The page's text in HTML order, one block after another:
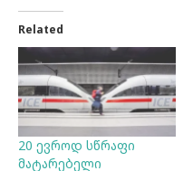
Related
20 ევროდ სწრაფი
მატარებელი